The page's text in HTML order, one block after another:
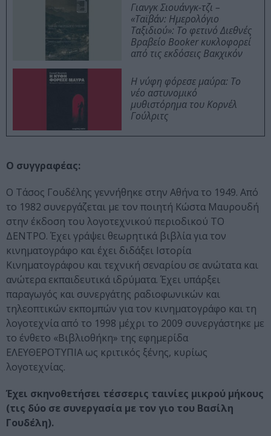
Γιανγκ Σιουάνγκ-τζι –
«Ταϊβάν: Ημερολόγιο
Ταξιδιού»: Το φετινό Διεθνές
Βραβείο Booker κυκλοφορεί
από τις εκδόσεις Βακχικόν
Η νύφη φόρεσε μαύρα: Το
νέο αστυνομικό
μυθιστόρημα του Κορνέλ
Γούλριτς
Ο συγγραφέας:
Ο Τάσος Γουδέλης γεννήθηκε στην Αθήνα το 1949. Από
το 1982 συνεργάζεται με τον ποιητή Κώστα Μαυρουδή
στην έκδοση του λογοτεχνικού περιοδικού ΤΟ
ΔΕΝΤΡΟ. Έχει γράψει θεωρητικά βιβλία για τον
κινηματογράφο και έχει διδάξει Ιστορία
Κινηματογράφου και τεχνική σεναρίου σε ανώτατα και
ανώτερα εκπαιδευτικά ιδρύματα. Έχει υπάρξει
παραγωγός και συνεργάτης ραδιοφωνικών και
τηλεοπτικών εκπομπών για τον κινηματογράφο και τη
λογοτεχνία από το 1998 μέχρι το 2009 συνεργάστηκε με
το ένθετο «Βιβλιοθήκη» της εφημερίδα
ΕΛΕΥΘΕΡΟΤΥΠΙΑ ως κριτικός ξένης, κυρίως
λογοτεχνίας.
Έχει σκηνοθετήσει τέσσερις ταινίες μικρού μήκους
(τις δύο σε συνεργασία με τον γιο του Βασίλη
Γουδέλη).